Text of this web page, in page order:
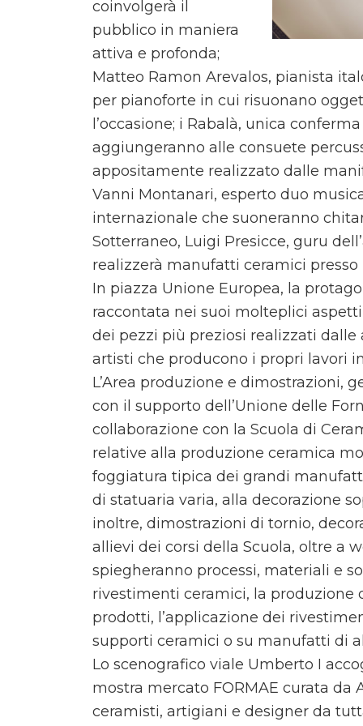
coinvolgerà il
pubblico in maniera
attiva e profonda;
Matteo Ramon Arevalos, pianista
per pianoforte in cui risuonano
l’occasione; i Rabalà, unica
aggiungeranno alle consuete
appositamente realizzato dalle
Vanni Montanari, esperto duo
internazionale che suoneranno
Sotterraneo, Luigi Presicce, guru
realizzerà manufatti ceramici
In piazza Unione Europea, la
raccontata nei suoi molteplici
dei pezzi più preziosi realizzati
artisti che producono i propri lavori
L’Area produzione e dimostrazioni,
con il supporto dell’Unione delle
collaborazione con la Scuola di
relative alla produzione ceramica
foggiatura tipica dei grandi
di statuaria varia, alla decorazione
inoltre, dimostrazioni di tornio,
allievi dei corsi della Scuola, oltre a
spiegheranno processi, materiali e
rivestimenti ceramici, la
prodotti, l’applicazione dei
supporti ceramici o su manufatti di
Lo scenografico viale Umberto I
mostra mercato FORMAE curata da
ceramisti, artigiani e designer da